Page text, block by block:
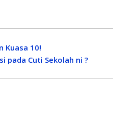
Kuasa 10!
pada Cuti Sekolah ni ?